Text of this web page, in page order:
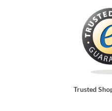
Trusted